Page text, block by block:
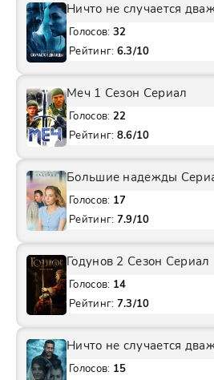
Ничто не случается
Голосов: 32
Рейтинг: 6.3/10
Меч 1 Сезон Сериал
Голосов: 22
Рейтинг: 8.6/10
Большие надежды
Голосов: 17
Рейтинг: 7.9/10
Годунов 2 Сезон Сериал
Голосов: 14
Рейтинг: 7.3/10
Ничто не случается
Голосов: 15